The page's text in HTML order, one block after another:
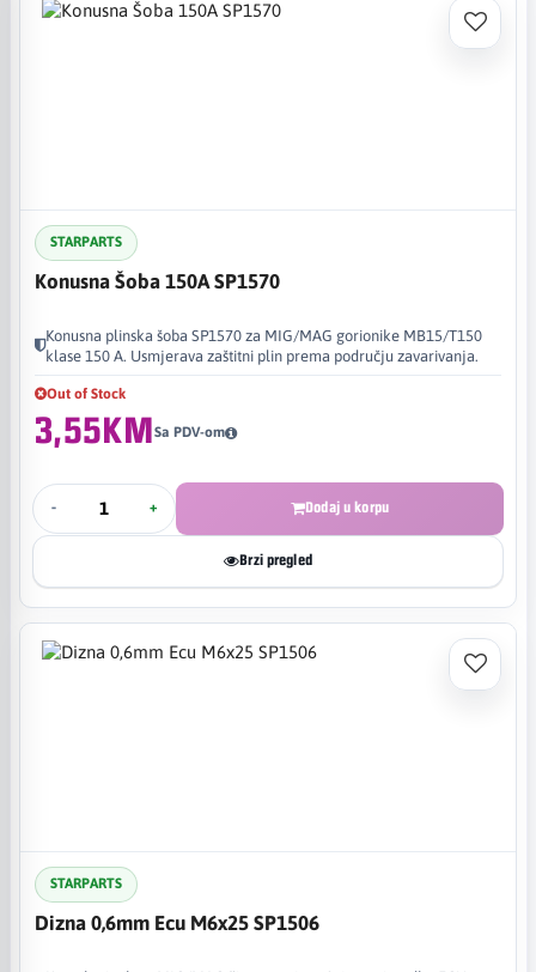
STARPARTS
Konusna Šoba 150A SP1570
Konusna plinska šoba SP1570 za MIG/MAG gorionike MB15/T150
klase 150 A. Usmjerava zaštitni plin prema području zavarivanja.
Out of Stock
3,55KMSa PDV-om
- + Dodaj u korpu
Brzi pregled
STARPARTS
Dizna 0,6mm Ecu M6x25 SP1506